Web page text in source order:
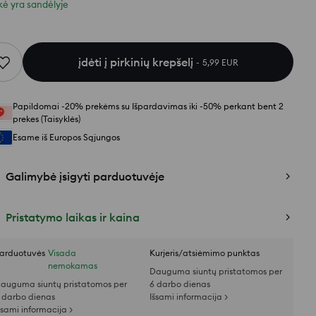
yra sandėlyje
įdėti į pirkinių krepšelį 5,99 EUR
Papildomai -20% prekėms su Išpardavimas iki -50% perkant bent 2
prekes (Taisyklės)
Esame iš Europos Sąjungos
Galimybė įsigyti parduotuvėje
Pristatymo laikas ir kaina
Visada
nemokamas
siuntų pristatomos per
darbo dienas
informacija >
Kurjeris/atsiėmimo punktas
Dauguma siuntų pristatomos per
6 darbo dienas
Išsami informacija >